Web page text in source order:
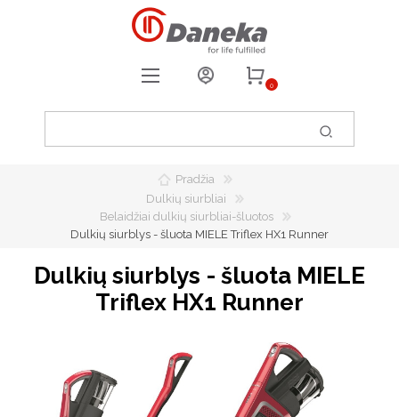
0
0
Pradžia
Dulkių siurbliai
Belaidžiai dulkių siurbliai-šluotos
Dulkių siurblys - šluota MIELE Triflex HX1 Runner
Dulkių siurblys - šluota MIELE
Triflex HX1 Runner